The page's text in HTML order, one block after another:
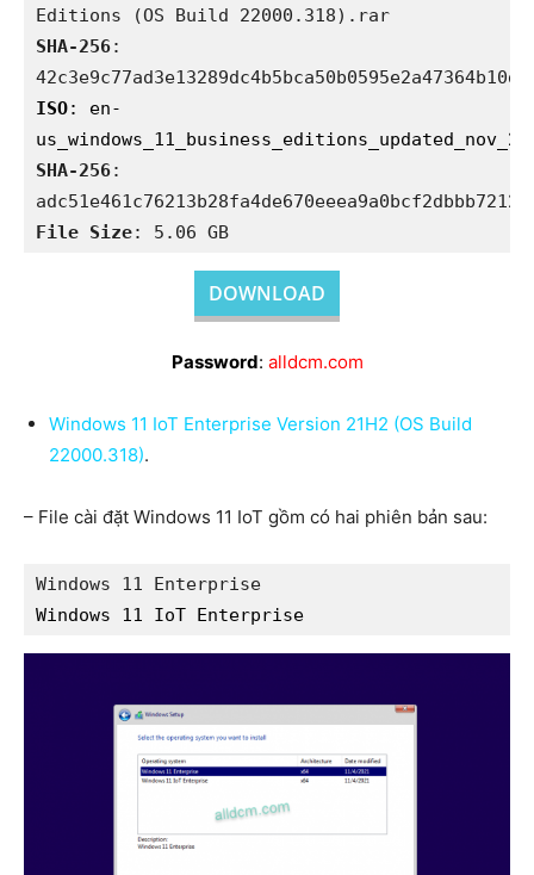
SHA-256:
ISO: en-
SHA-256:
File Size: 5.06 GB
DOWNLOAD
Password: alldcm.com
Windows 11 IoT Enterprise Version 21H2 (OS Build
22000.318).
– File cài đặt Windows 11 IoT gồm có hai phiên bản sau:
Windows 11 Enterprise
Windows 11 IoT Enterprise